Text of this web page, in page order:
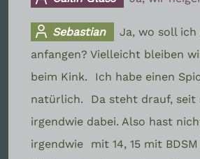
Sebastian
Ja, wo soll ich
anfangen? Vielleicht bleiben
beim Kink.
Ich habe einen
natürlich.
Da steht drauf, seit
irgendwie dabei. Also hast
irgendwie
mit 14, 15 mit